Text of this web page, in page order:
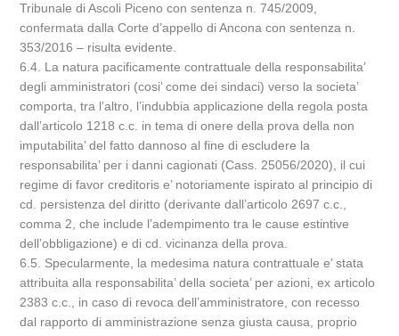
Tribunale di Ascoli Piceno con sentenza n. 745/2009,
confermata dalla Corte d’appello di Ancona con sentenza n.
353/2016 – risulta evidente.
6.4. La natura pacificamente contrattuale della responsabilita’
degli amministratori (cosi’ come dei sindaci) verso la societa’
comporta, tra l’altro, l’indubbia applicazione della regola posta
dall’articolo 1218 c.c. in tema di onere della prova della non
imputabilita’ del fatto dannoso al fine di escludere la
responsabilita’ per i danni cagionati (Cass. 25056/2020), il cui
regime di favor creditoris e’ notoriamente ispirato al principio di
cd. persistenza del diritto (derivante dall’articolo 2697 c.c.,
comma 2, che include l’adempimento tra le cause estintive
dell’obbligazione) e di cd. vicinanza della prova.
6.5. Specularmente, la medesima natura contrattuale e’ stata
attribuita alla responsabilita’ della societa’ per azioni, ex articolo
2383 c.c., in caso di revoca dell’amministratore, con recesso
dal rapporto di amministrazione senza giusta causa, proprio